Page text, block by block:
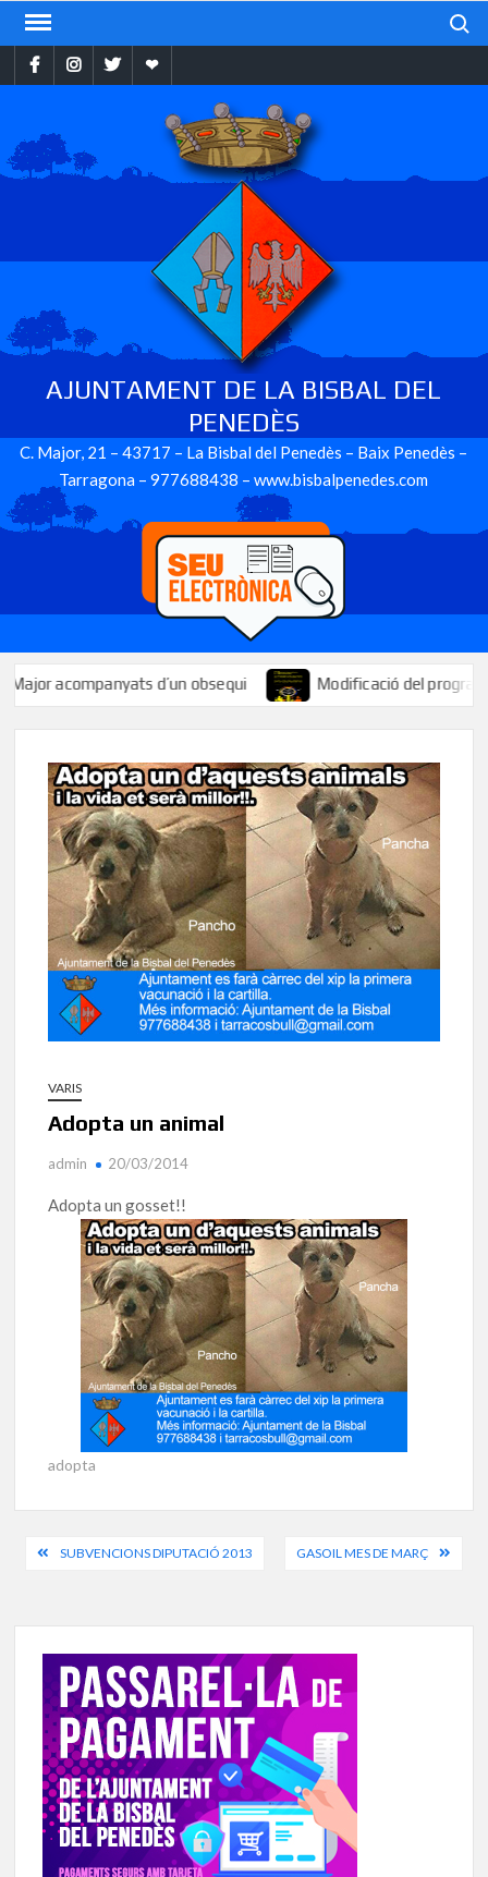
Skip
contentFacebookInstragram
TwitterEbando
AJUNTAMENT DE LA BISBAL DEL
PENEDÈS
C. Major, 21 – 43717 – La Bisbal del Penedès – Baix Penedès –
Tarragona – 977688438 – www.bisbalpenedes.com
acompanyats d’un obsequi Modificació del programa de
VARIS
Adopta un animal
admin 20/03/2014
Adopta un gosset!!
adopta
Navegació
SUBVENCIONS DIPUTACIÓ 2013 GASOIL MES DE MARÇ